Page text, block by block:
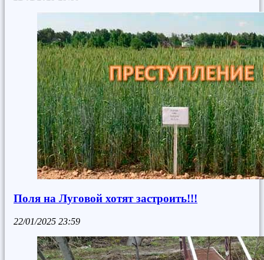
Поля на Луговой хотят застроить!!!
22/01/2025 23:59